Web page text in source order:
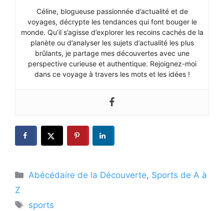
Céline, blogueuse passionnée d’actualité et de
voyages, décrypte les tendances qui font bouger le
monde. Qu’il s’agisse d’explorer les recoins cachés de la
planète ou d’analyser les sujets d’actualité les plus
brûlants, je partage mes découvertes avec une
perspective curieuse et authentique. Rejoignez-moi
dans ce voyage à travers les mots et les idées !
Catégories
Abécédaire de la Découverte, Sports de A à
Z
Étiquettes
sports